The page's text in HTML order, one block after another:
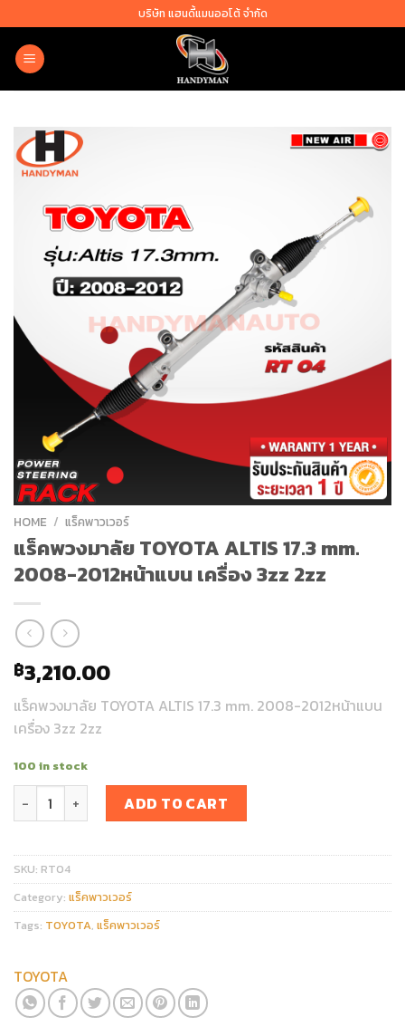
to
content
บริษัท แฮนดี้แมนออโต้ จำกัด
HOME / แร็คพาวเวอร์
แร็คพวงมาลัย TOYOTA ALTIS 17.3 mm.
2008-2012หน้าแบน เครื่อง 3zz 2zz
฿3,210.00
แร็คพวงมาลัย TOYOTA ALTIS 17.3 mm. 2008-2012หน้าแบน
เครื่อง 3zz 2zz
100 in stock
แร็คพวงมาลัย TOYOTA ALTIS 17.3 mm. 2008-2012หน้าแบน เครื่
ADD TO CART
SKU: RT04
Category: แร็คพาวเวอร์
Tags: TOYOTA, แร็คพาวเวอร์
TOYOTA